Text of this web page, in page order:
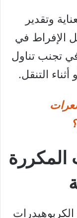
وتقدير
الإفراط في
تجنب تناول
التنقل.
المكررة